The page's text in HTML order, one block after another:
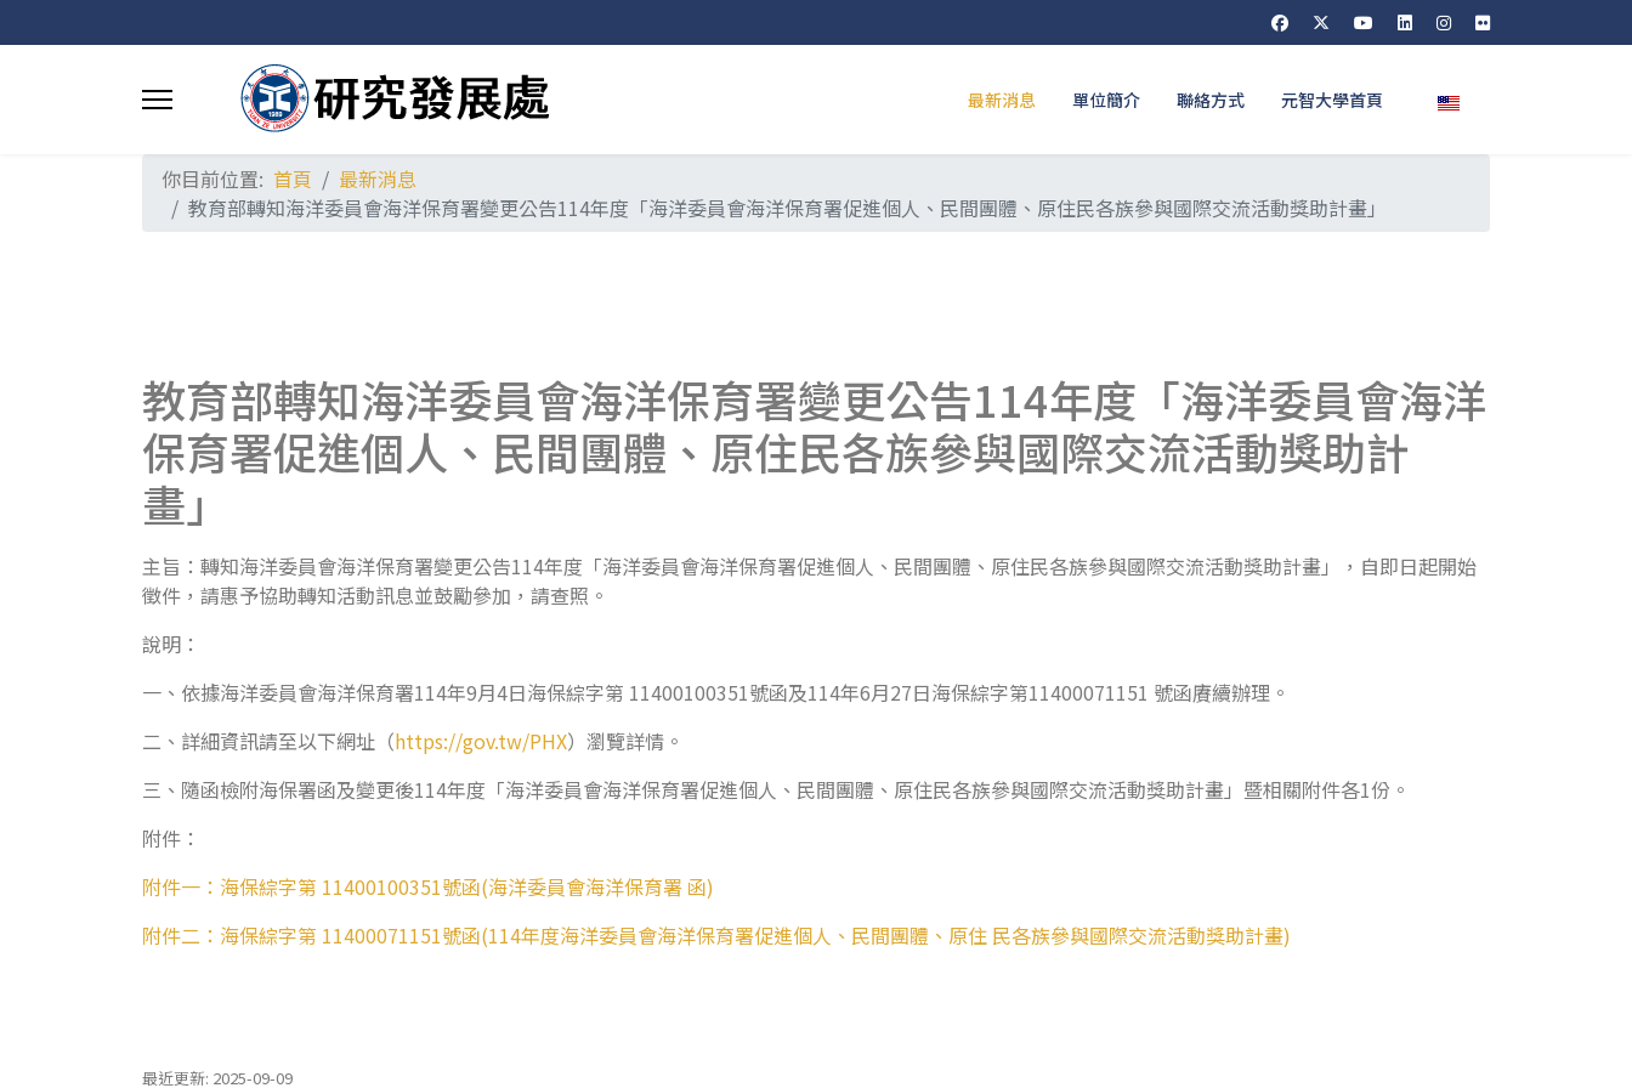
最新消息 單位簡介 聯絡方式 元智大學首頁 選擇你的語言
你目前位置: 首頁
最新消息
教育部轉知海洋委員會海洋保育署變更公告114年度「海洋委員會海洋保育署促進個人、民間團體、原住民各族參與國際交流活動獎助計畫」
教育部轉知海洋委員會海洋保育署變更公告114年度「海洋委員會海洋
保育署促進個人、民間團體、原住民各族參與國際交流活動獎助計
畫」
主旨：轉知海洋委員會海洋保育署變更公告114年度「海洋委員會海洋保育署促進個人、民間團體、原住民各族參與國際交流活動獎助計畫」，自即日起開始
徵件，請惠予協助轉知活動訊息並鼓勵參加，請查照。
說明：
一、依據海洋委員會海洋保育署114年9月4日海保綜字第 11400100351號函及114年6月27日海保綜字第11400071151 號函賡續辦理。
二、詳細資訊請至以下網址（https://gov.tw/PHX）瀏覽詳情。
三、隨函檢附海保署函及變更後114年度「海洋委員會海洋保育署促進個人、民間團體、原住民各族參與國際交流活動獎助計畫」暨相關附件各1份。
附件：
附件一：海保綜字第 11400100351號函(海洋委員會海洋保育署 函)
附件二：海保綜字第 11400071151號函(114年度海洋委員會海洋保育署促進個人、民間團體、原住 民各族參與國際交流活動獎助計畫)
最近更新: 2025-09-09